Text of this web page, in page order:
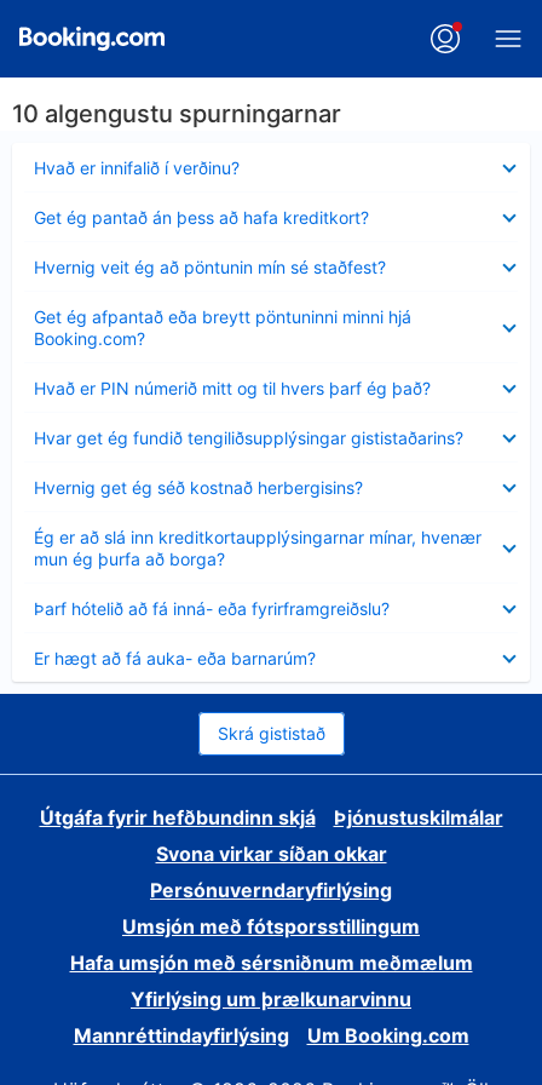
10 algengustu spurningarnar
Hvað er innifalið í verðinu?
sýnt
Get ég pantað án þess að hafa kreditkort?
sýnt
Hvernig veit ég að pöntunin mín sé staðfest?
sýnt
Get ég afpantað eða breytt pöntuninni minni hjá
Booking.com?
sýnt
Hvað er PIN númerið mitt og til hvers þarf ég það?
sýnt
Hvar get ég fundið tengiliðsupplýsingar gististaðarins?
sýnt
Hvernig get ég séð kostnað herbergisins?
sýnt
Ég er að slá inn kreditkortaupplýsingarnar mínar, hvenær
mun ég þurfa að borga?
Minna
sýnt
Þarf hótelið að fá inná- eða fyrirframgreiðslu?
sýnt
Er hægt að fá auka- eða barnarúm?
sýnt
Skrá gististað
Útgáfa fyrir hefðbundinn skjá
Þjónustuskilmálar
Svona virkar síðan okkar
Persónuverndaryfirlýsing
Umsjón með fótsporsstillingum
Hafa umsjón með sérsniðnum meðmælum
Yfirlýsing um þrælkunarvinnu
Mannréttindayfirlýsing
Um Booking.com